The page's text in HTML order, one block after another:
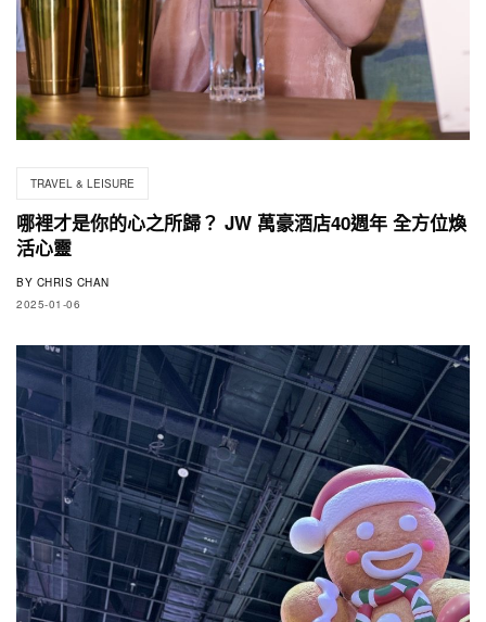
TRAVEL & LEISURE
哪裡才是你的心之所歸？ JW 萬豪酒店40週年 全方位煥
活心靈
BY CHRIS CHAN
2025-01-06